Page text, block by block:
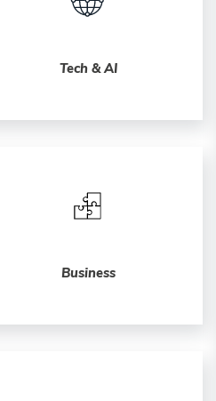
Tech & AI
Business